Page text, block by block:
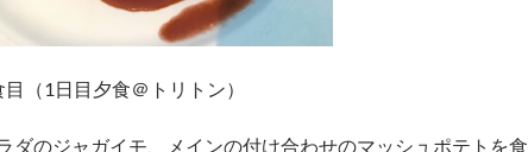
目（1日目夕食＠トリトン）
ダのジャガイモ、メインの付け合わせのマッシュポテトを食